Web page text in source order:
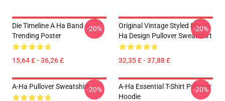
Die Timeline A Ha Band
Trending Poster
15,64 £ - 36,26 £
-20%
Original Vintage Styled 80s A-
Ha Design Pullover Sweatshirt
32,35 £ - 37,88 £
-20%
A-Ha Pullover Sweatshirt-20%
A-Ha Essential T-Shirt Pullover
Hoodie
-20%